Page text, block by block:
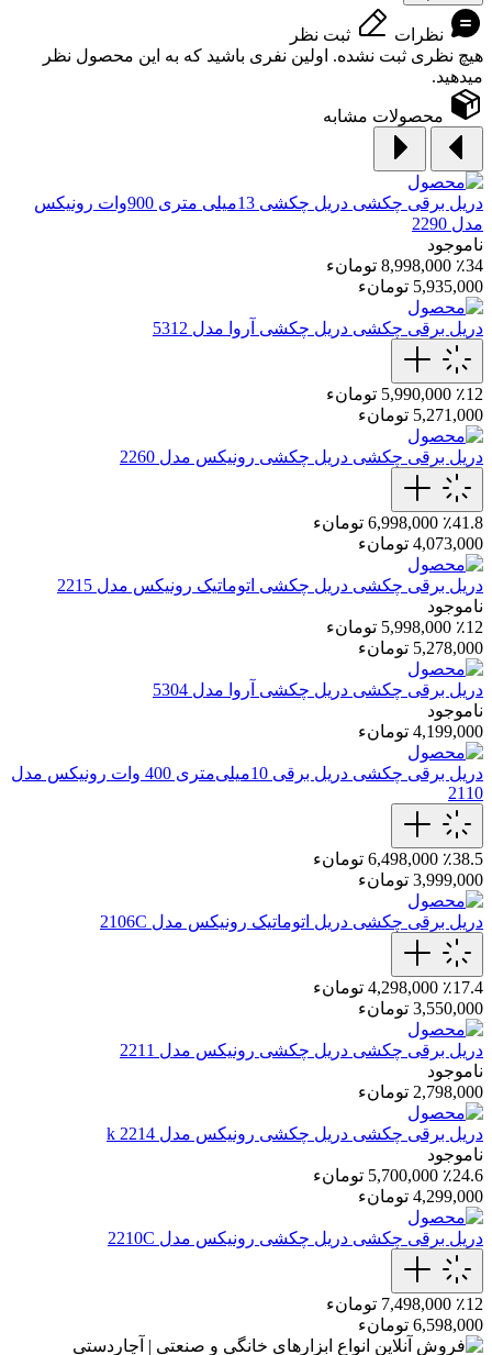
نظرات
ثبت نظر
هیچ نظری ثبت نشده. اولین نفری باشید که به این محصول نظر
میدهید.
محصولات مشابه
دریل برقی چکشی
دریل چکشی 13میلی متری 900وات رونیکس
مدل 2290
ناموجود
٪34 8,998,000 تومانء
5,935,000 تومانء
دریل برقی چکشی دریل چکشی آروا مدل 5312
٪12 5,990,000 تومانء
5,271,000 تومانء
دریل برقی چکشی دریل چکشی رونیکس مدل 2260
٪41.8 6,998,000 تومانء
4,073,000 تومانء
دریل برقی چکشی دریل چکشی اتوماتیک رونیکس مدل 2215
ناموجود
٪12 5,998,000 تومانء
5,278,000 تومانء
دریل برقی چکشی دریل چکشی آروا مدل 5304
ناموجود
4,199,000 تومانء
دریل برقی چکشی
دریل برقی 10میلی‌متری 400 وات رونیکس مدل
2110
٪38.5 6,498,000 تومانء
3,999,000 تومانء
دریل برقی چکشی دریل اتوماتیک رونیکس مدل 2106C
٪17.4 4,298,000 تومانء
3,550,000 تومانء
دریل برقی چکشی دریل چکشی رونیکس مدل 2211
ناموجود
2,798,000 تومانء
دریل برقی چکشی دریل چکشی رونیکس مدل 2214 k
ناموجود
٪24.6 5,700,000 تومانء
4,299,000 تومانء
دریل برقی چکشی دریل چکشی رونیکس مدل 2210C
٪12 7,498,000 تومانء
6,598,000 تومانء